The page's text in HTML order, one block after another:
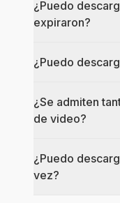
¿Puedo
expiraron?
¿Puedo
¿Se admiten
de video?
¿Puedo
vez?